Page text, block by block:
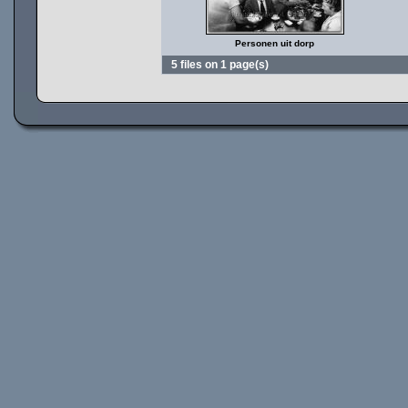
Personen uit dorp
5 files on 1 page(s)